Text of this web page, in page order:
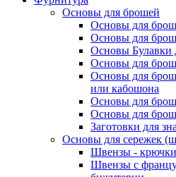
Основы для брошей
Основы для
Основы для
Основы Булавки
Основы для
Основы для
или кабошона
Основы для
Основы для
Заготовки для
Основы для сережек
Швензы -
Швензы с